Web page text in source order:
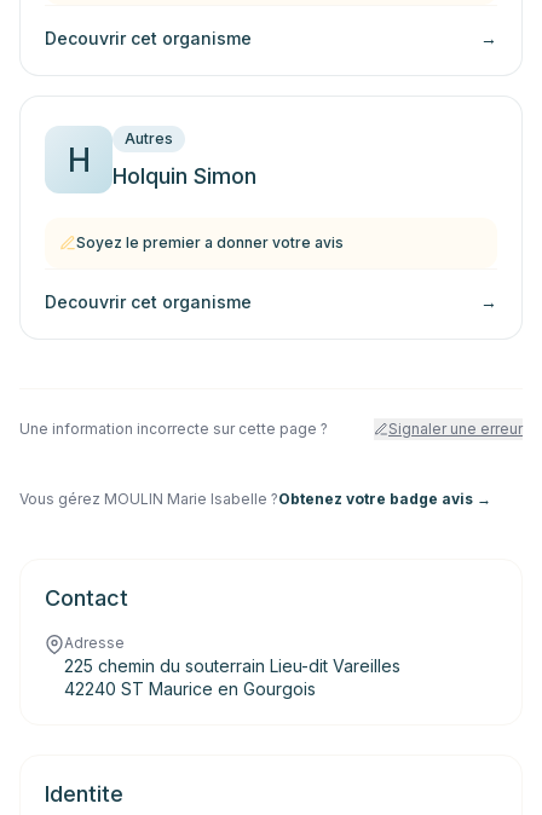
Decouvrir cet organisme →
H
Autres
Holquin Simon
Soyez le premier a donner votre avis
Decouvrir cet organisme →
Une information incorrecte sur cette page ? Signaler une erreur
Vous gérez MOULIN Marie Isabelle ?Obtenez votre badge avis →
Contact
Adresse
225 chemin du souterrain Lieu-dit Vareilles
42240 ST Maurice en Gourgois
Identite